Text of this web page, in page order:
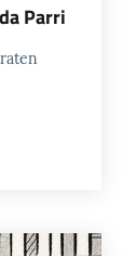
Parri